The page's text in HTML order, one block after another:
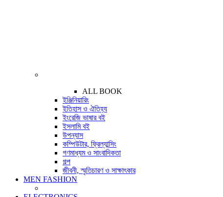
ALL BOOK
ইঞ্জিনিয়ারিং
ইতিহাস ও ঐতিহ্য
ইংরেজি ভাষার বই
ইসলামি বই
উপন্যাস
কম্পিউটার, ফ্রিল্যান্সিং
গণমাধ্যম ও সাংবাদিকতা
গল্প
জীবনী, স্মৃতিচারণ ও সাক্ষাৎকার
MEN FASHION